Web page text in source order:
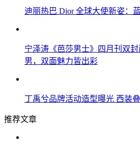
迪丽热巴 Dior 全球大使新姿：
宁泽涛《芭莎男士》四月刊双
男，双面魅力皆出彩
丁禹兮品牌活动造型曝光 西装
推荐文章